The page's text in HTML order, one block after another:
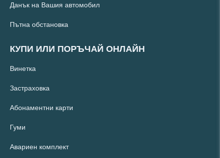
Данък на Вашия автомобил
Пътна обстановка
КУПИ ИЛИ ПОРЪЧАЙ ОНЛАЙН
Винетка
Застраховка
Абонаментни карти
Гуми
Авариен комплект